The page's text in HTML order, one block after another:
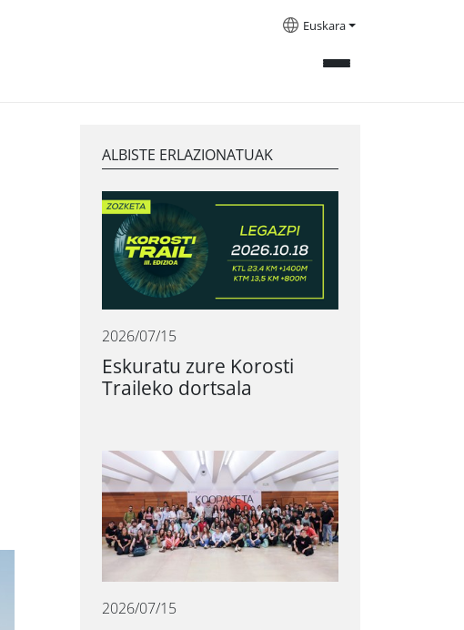
Euskara
ALBISTE ERLAZIONATUAK
2026/07/15
Eskuratu zure Korosti
Traileko dortsala
2026/07/15